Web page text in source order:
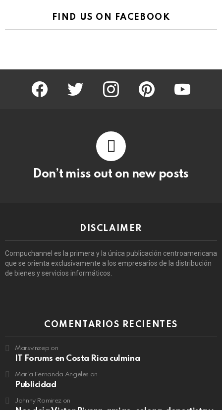
FIND US ON FACEBOOK
facebook twitter instagram pinterest youtube
Don’t miss out on new posts
DISCLAIMER
Compuchannel es la primera y la única publicación centroamericana
que se orienta exclusivamente a los empresarios de la distribución
de bienes y servicios informáticos.
COMENTARIOS RECIENTES
Marsvinzep on
IT Forums en Costa Rica culmina
María Fernanda Angeles on
Publicidad
Johnny Ramirezon